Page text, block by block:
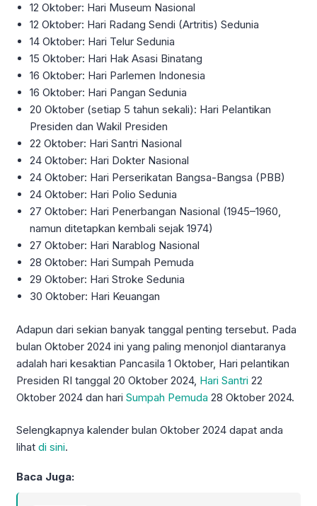
12 Oktober: Hari Museum Nasional
12 Oktober: Hari Radang Sendi (Artritis) Sedunia
14 Oktober: Hari Telur Sedunia
15 Oktober: Hari Hak Asasi Binatang
16 Oktober: Hari Parlemen Indonesia
16 Oktober: Hari Pangan Sedunia
20 Oktober (setiap 5 tahun sekali): Hari Pelantikan
Presiden dan Wakil Presiden
22 Oktober: Hari Santri Nasional
24 Oktober: Hari Dokter Nasional
24 Oktober: Hari Perserikatan Bangsa-Bangsa (PBB)
24 Oktober: Hari Polio Sedunia
27 Oktober: Hari Penerbangan Nasional (1945–1960,
namun ditetapkan kembali sejak 1974)
27 Oktober: Hari Narablog Nasional
28 Oktober: Hari Sumpah Pemuda
29 Oktober: Hari Stroke Sedunia
30 Oktober: Hari Keuangan
Adapun dari sekian banyak tanggal penting tersebut. Pada
bulan Oktober 2024 ini yang paling menonjol diantaranya
adalah hari kesaktian Pancasila 1 Oktober, Hari pelantikan
Presiden RI tanggal 20 Oktober 2024, Hari Santri 22
Oktober 2024 dan hari Sumpah Pemuda 28 Oktober 2024.
Selengkapnya kalender bulan Oktober 2024 dapat anda
lihat di sini.
Baca Juga: